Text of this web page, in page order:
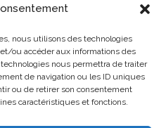
nous utilisons des technologies
ou accéder aux informations des
nous permettra de traiter
de navigation ou les ID uniques
ou de retirer son consentement
caractéristiques et fonctions.